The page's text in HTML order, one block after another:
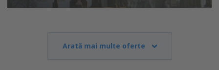
Arată mai multe oferte